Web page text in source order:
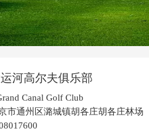
河高尔夫俱乐部
Canal Golf Club
市通州区潞城镇胡各庄胡各庄林场